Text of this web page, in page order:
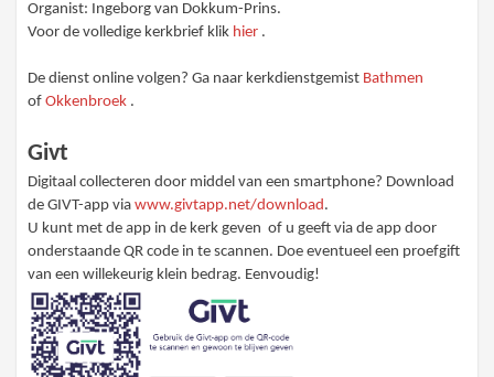
Organist: Ingeborg van Dokkum-Prins.
Voor de volledige kerkbrief klik hier .
De dienst online volgen? Ga naar kerkdienstgemist Bathmen
ofOkkenbroek .
Givt
Digitaal collecteren door middel van een smartphone? Download
de GIVT-app viawww.givtapp.net/download.
U kunt met de app in de kerk geven of u geeft via de app door
onderstaande QR code in te scannen. Doe eventueel een proefgift
van een willekeurig klein bedrag. Eenvoudig!